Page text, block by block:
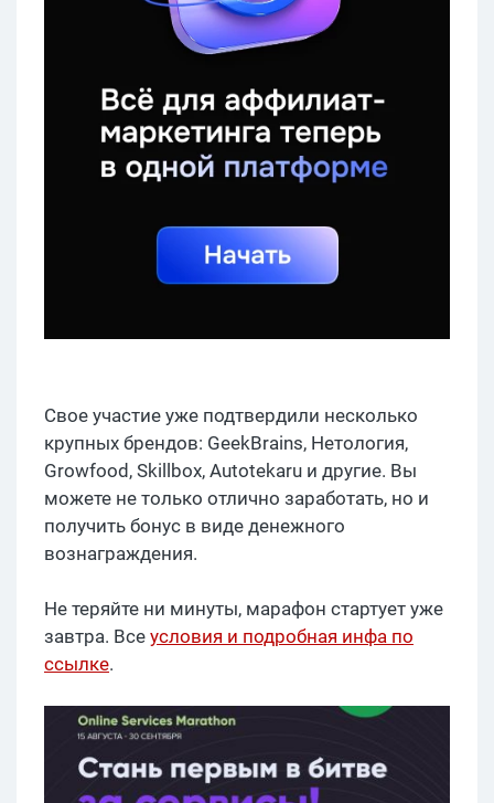
Свое участие уже подтвердили несколько
крупных брендов: GeekBrains, Нетология,
Growfood, Skillbox, Autotekaru и другие. Вы
можете не только отлично заработать, но и
получить бонус в виде денежного
вознаграждения.
Не теряйте ни минуты, марафон стартует уже
завтра. Все условия и подробная инфа по
ссылке.